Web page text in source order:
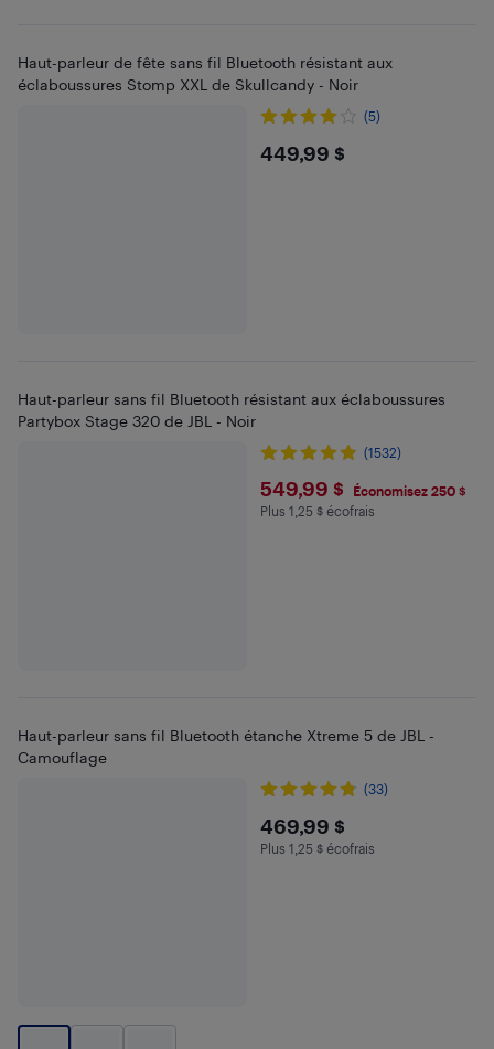
Haut-parleur de fête sans fil Bluetooth résistant aux
éclaboussures Stomp XXL de Skullcandy - Noir
(5)
$449.99
449,99 $
Haut-parleur sans fil Bluetooth résistant aux éclaboussures
Partybox Stage 320 de JBL - Noir
(1532)
$549.99
549,99 $ Économisez 250 $
Plus 1.25 $ en écofrais
Plus 1,25 $ écofrais
Haut-parleur sans fil Bluetooth étanche Xtreme 5 de JBL -
Camouflage
(33)
$469.99
469,99 $
Plus 1.25 $ en écofrais
Plus 1,25 $ écofrais